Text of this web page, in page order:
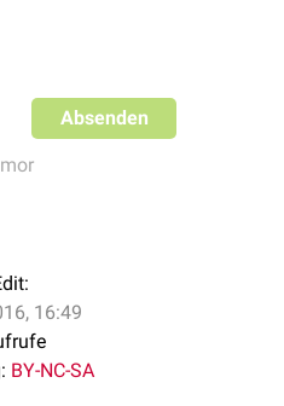
Absenden
16:49
BY-NC-SA